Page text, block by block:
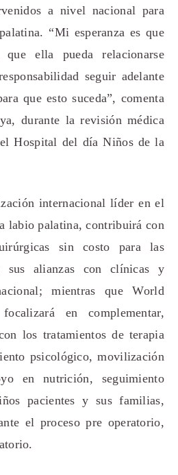
a nivel nacional para
“Mi esperanza es que
ella pueda relacionarse
seguir adelante
que esto suceda”, comenta
durante la revisión médica
Hospital del día Niños de la
internacional líder en el
labio palatina, contribuirá con
sin costo para las
sus alianzas con clínicas y
mientras que World
en complementar,
los tratamientos de terapia
psicológico, movilización
en nutrición, seguimiento
pacientes y sus familias,
el proceso pre operatorio,